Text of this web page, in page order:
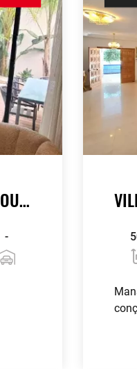
VILLA DE PRESTIGE À LA SOUKRA
-